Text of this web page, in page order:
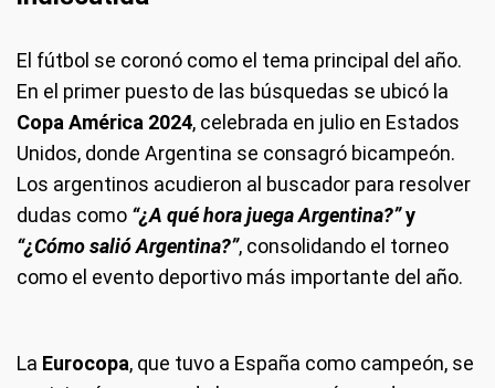
El fútbol se coronó como el tema principal del año.
En el primer puesto de las búsquedas se ubicó la
Copa América 2024, celebrada en julio en Estados
Unidos, donde Argentina se consagró bicampeón.
Los argentinos acudieron al buscador para resolver
dudas como “¿A qué hora juega Argentina?”y
“¿Cómo salió Argentina?”, consolidando el torneo
como el evento deportivo más importante del año.
La Eurocopa, que tuvo a España como campeón, se